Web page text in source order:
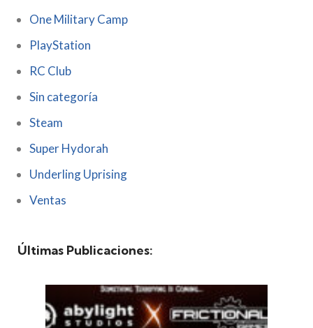
One Military Camp
PlayStation
RC Club
Sin categoría
Steam
Super Hydorah
Underling Uprising
Ventas
Últimas Publicaciones: